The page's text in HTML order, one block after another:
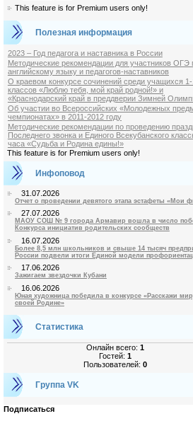
This feature is for Premium users only!
Полезная информация
2023 – Год педагога и наставника в России
Методические рекомендации для участников ОГЭ
английскому языку и педагогов-наставников
О краевом конкурсе сочинений среди учащихся 1-
классов «Люблю тебя, мой край родной!» и
«Краснодарский край в преддверии Зимней
Об участии во Всероссийских «Молодежных
чемпионатах» в 2011-2012 году
Методические рекомендации по проведению
Последнего звонка и Единого Всекубанского
часа «Судьба и Родина едины!»
This feature is for Premium users only!
Инфоповод
31.07.2026
Отчет о проведении девятого этапа эстафеты «Мои
27.07.2026
МАОУ СОШ № 9 города Армавир вошла в число
Конкурса инициатив родительских сообществ
16.07.2026
Более 8,5 млн школьников и свыше 14 тысяч
России подвели итоги Единой модели
17.06.2026
Зажигаем звездочки Кубани
16.06.2026
Юная художница победила в конкурсе «Расскажи
своей Родине»
Статистика
Онлайн всего:1
Гостей:1
Пользователей:0
Группа VK
Подписаться